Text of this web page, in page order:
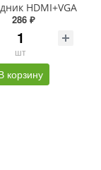
HDMI+VGA
286 ₽
шт
корзину